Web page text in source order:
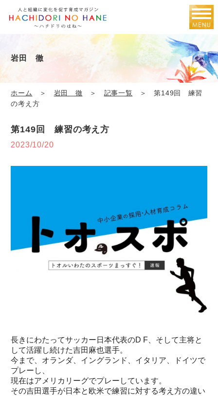
岩田 徹
ホーム ＞ 岩田 徹 ＞ 記事一覧 ＞ 第149回 練習
の考え方
第149回 練習の考え方
2023/10/20
長きにわたってサッカー日本代表のD F、そして主将と
して活躍し続けた吉田麻也選手。
今まで、オランダ、イングランド、イタリア、ドイツで
プレーし、
現在はアメリカリーグでプレーしています。
その吉田選手が日本と欧米で練習に対する考え方の違い